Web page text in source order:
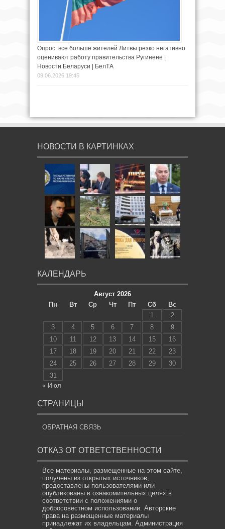
Опрос: все больше жителей Литвы резко негативно
оценивают работу правительства Ругинене |
Новости Беларуси | БелТА
09.06.2026 19:45
НОВОСТИ В КАРТИНКАХ
КАЛЕНДАРЬ
Август 2026
Пн
Вт Ср Чт Пт Сб
Вс
1
2
3
4 5 6 7 8
9
10
11 12 13 14 15
16
17
18 19 20 21 22
23
24
25 26 27 28 29
30
31
« Июл
СТРАНИЦЫ
ОБРАТНАЯ СВЯЗЬ
ОТКАЗ ОТ ОТВЕТСТВЕННОСТИ
Все материалы, размещенные на этом сайте,
получены из открытых источников,
предоставлены пользователями или
опубликованы в ознакомительных целях в
соответствии с положениями о
добросовестном использовании. Авторские
права на размещенные материалы
принадлежат их владельцам. Администрация